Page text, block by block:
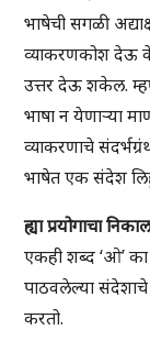
भाषेची सगळी
व्याकरणकोश देऊ
उत्तर देऊ शकेल.
भाषा न येणाऱ्या
व्याकरणाचे
भाषेत एक संदेश
ह्या प्रयोगाचा
एकही शब्द ‘ओ’ का
पाठवलेल्या
करतो.